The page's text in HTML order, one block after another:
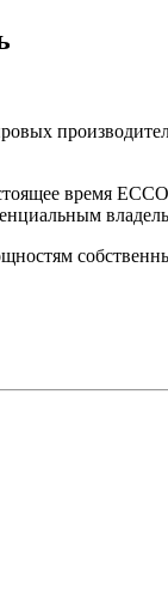
время